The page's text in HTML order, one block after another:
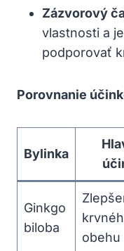
Zázvorový
vlastnosti a
podporovať
Porovnanie
Bylinka
Ginkgo
biloba
obehu